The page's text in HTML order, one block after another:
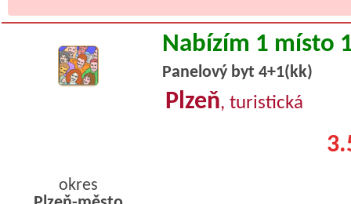
Nabízím 1 místo
Panelový byt 4+1(kk)
Plzeň, turistická
okres